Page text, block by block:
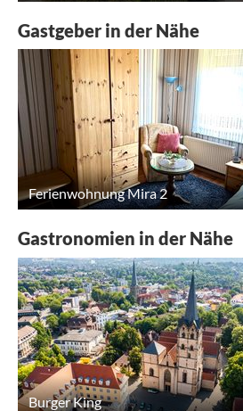
Gastgeber in der Nähe
Ferienwohnung Mira 2
Gastronomien in der Nähe
Burger King